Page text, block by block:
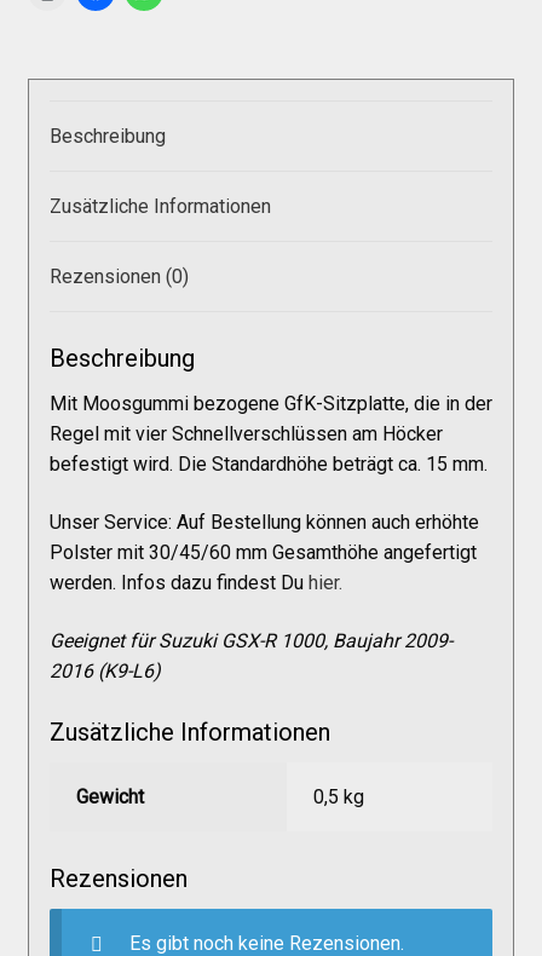
Preislisten
Galerie
Warenkorb
Kasse
Mein Konto
Allgemeine Geschäftsbedingungen
FAQs
Impressum
Beschreibung
Zusätzliche Informationen
Rezensionen (0)
Beschreibung
Mit Moosgummi bezogene GfK-Sitzplatte, die in der
Regel mit vier Schnellverschlüssen am Höcker
befestigt wird. Die Standardhöhe beträgt ca. 15 mm.
Unser Service: Auf Bestellung können auch erhöhte
Polster mit 30/45/60 mm Gesamthöhe angefertigt
werden. Infos dazu findest Du hier.
Geeignet für Suzuki GSX-R 1000, Baujahr 2009-
2016 (K9-L6)
Zusätzliche Informationen
Gewicht 0,5 kg
Rezensionen
Es gibt noch keine Rezensionen.